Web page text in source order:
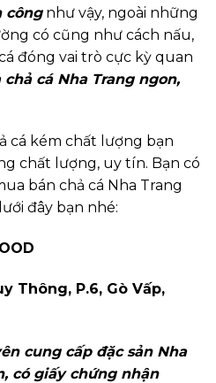
côngnhư vậy, ngoài những
có cũng như cách nấu,
đóng vai trò cực kỳ quan
chả cá Nha Trang ngon,
cá kém chất lượng bạn
chất lượng, uy tín. Bạn có
bán chả cá Nha Trang
đây bạn nhé:
Thông, P.6, Gò Vấp,
cung cấp đặc sản Nha
có giấy chứng nhận